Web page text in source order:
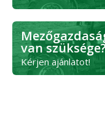
van
Kérjen ajánlatot!